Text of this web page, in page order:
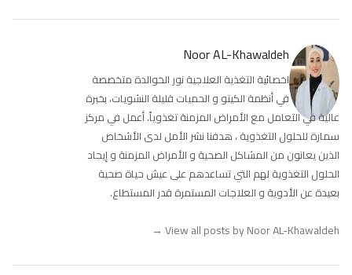
Noor AL-Khawaldeh
اخصائية التغذية العلاجية نور الخوالدة متخصصة
في أنظمة الكيتو و الحميات قليلة النشويات، بخبرة
عالية في التعامل مع الأمراض المزمنة تغذوياً. أعمل في مركز
سمارة للحلول التغذوية ، هدفنا نشر الأمل لدى الأشخاص
الذين يعانون من المشاكل الصحية و الأمراض المزمنة و إيجاد
الحلول التغذوية لهم التي تساعدهم على عيش حياة صحية
بعيدة عن الأدوية و العلاجات المستمرة قدر المستطاع.
View all posts by Noor AL-Khawaldeh
→